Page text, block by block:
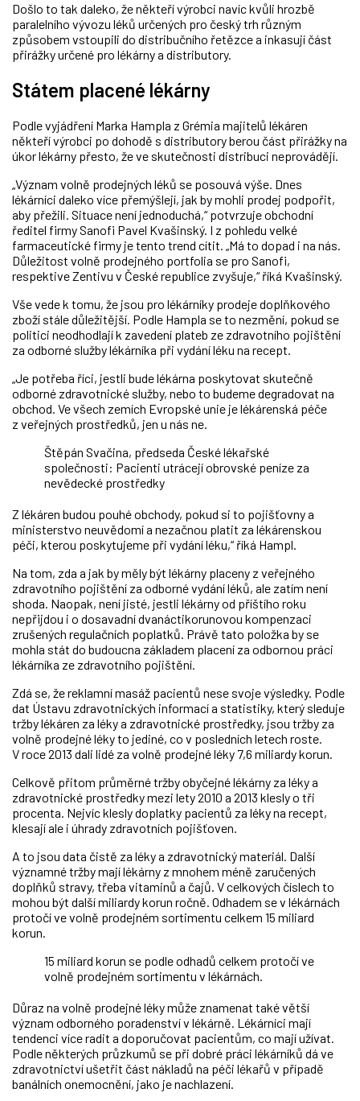
Došlo to tak daleko, že někteří výrobci navíc kvůli hrozbě
paralelního vývozu léků určených pro český trh různým
způsobem vstoupili do distribučního řetězce a inkasují část
přirážky určené pro lékárny a distributory.
Státem placené lékárny
Podle vyjádření Marka Hampla z Grémia majitelů lékáren
někteří výrobci po dohodě s distributory berou část přirážky na
úkor lékárny přesto, že ve skutečnosti distribuci neprovádějí.
„Význam volně prodejných léků se posouvá výše. Dnes
lékárníci daleko více přemýšlejí, jak by mohli prodej podpořit,
aby přežili. Situace není jednoduchá,“ potvrzuje obchodní
ředitel firmy Sanofi Pavel Kvašinský. I z pohledu velké
farmaceutické firmy je tento trend cítit. „Má to dopad i na nás.
Důležitost volně prodejného portfolia se pro Sanofi,
respektive Zentivu v České republice zvyšuje,“ říká Kvašinský.
Vše vede k tomu, že jsou pro lékárníky prodeje doplňkového
zboží stále důležitější. Podle Hampla se to nezmění, pokud se
politici neodhodlají k zavedení plateb ze zdravotního pojištění
za odborné služby lékárníka při vydání léku na recept.
„Je potřeba říci, jestli bude lékárna poskytovat skutečně
odborné zdravotnické služby, nebo to budeme degradovat na
obchod. Ve všech zemích Evropské unie je lékárenská péče
z veřejných prostředků, jen u nás ne.
Štěpán Svačina, předseda České lékařské
společnosti: Pacienti utrácejí obrovské peníze za
nevědecké prostředky
Z lékáren budou pouhé obchody, pokud si to pojišťovny a
ministerstvo neuvědomí a nezačnou platit za lékárenskou
péči, kterou poskytujeme při vydání léku,“ říká Hampl.
Na tom, zda a jak by měly být lékárny placeny z veřejného
zdravotního pojištění za odborné vydání léků, ale zatím není
shoda. Naopak, není jisté, jestli lékárny od příštího roku
nepřijdou i o dosavadní dvanáctikorunovou kompenzaci
zrušených regulačních poplatků. Právě tato položka by se
mohla stát do budoucna základem placení za odbornou práci
lékárníka ze zdravotního pojištění.
Zdá se, že reklamní masáž pacientů nese svoje výsledky. Podle
dat Ústavu zdravotnických informací a statistiky, který sleduje
tržby lékáren za léky a zdravotnické prostředky, jsou tržby za
volně prodejné léky to jediné, co v posledních letech roste.
V roce 2013 dali lidé za volně prodejné léky 7,6 miliardy korun.
Celkově přitom průměrné tržby obyčejné lékárny za léky a
zdravotnické prostředky mezi lety 2010 a 2013 klesly o tři
procenta. Nejvíc klesly doplatky pacientů za léky na recept,
klesají ale i úhrady zdravotních pojišťoven.
A to jsou data čistě za léky a zdravotnický materiál. Další
významné tržby mají lékárny z mnohem méně zaručených
doplňků stravy, třeba vitaminů a čajů. V celkových číslech to
mohou být další miliardy korun ročně. Odhadem se v lékárnách
protočí ve volně prodejném sortimentu celkem 15 miliard
korun.
15 miliard korun se podle odhadů celkem protočí ve
volně prodejném sortimentu v lékárnách.
Důraz na volně prodejné léky může znamenat také větší
význam odborného poradenství v lékárně. Lékárníci mají
tendenci více radit a doporučovat pacientům, co mají užívat.
Podle některých průzkumů se při dobré práci lékárníků dá ve
zdravotnictví ušetřit část nákladů na péči lékařů v případě
banálních onemocnění, jako je nachlazení.